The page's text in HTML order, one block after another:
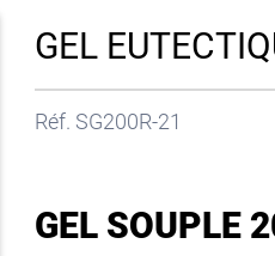
GEL
Réf. SG200R-21
GEL SOUPLE